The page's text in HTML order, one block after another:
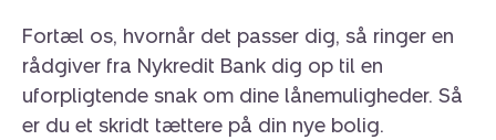
Et fantastisk sommerhus i et naturskønt område med
perfekte rammer for afslapning, nærvær og oplevelser i
Fortæl os, hvornår det passer dig, så ringer en
rådgiver fra Nykredit Bank dig op til en
uforpligtende snak om dine lånemuligheder. Så
er du et skridt tættere på din nye bolig.